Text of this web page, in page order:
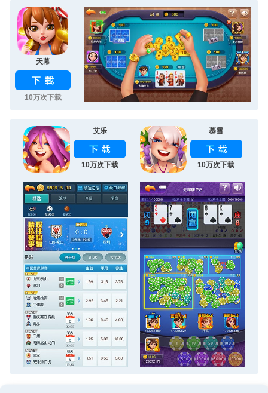
天幕
10万次下载
艾乐
10万次下载
慕雪
10万次下载